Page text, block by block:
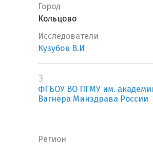
Город
Кольцово
Исследователи
Кузубов В.И
3
ФГБОУ ВО ПГМУ им.
Вагнера Минздрава России
Регион